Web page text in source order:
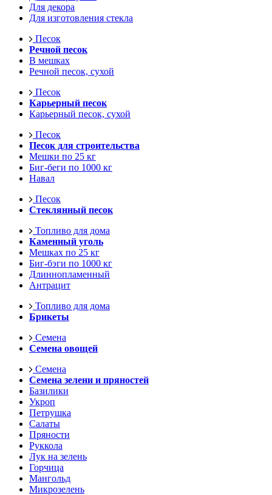
Для декора
Для изготовления стекла
Песок
Речной песок
В мешках
Речной песок, сухой
Песок
Карьерный песок
Карьерный песок, сухой
Песок
Песок для строительства
Мешки по 25 кг
Биг-беги по 1000 кг
Навал
Песок
Стеклянный песок
Топливо для дома
Каменный уголь
Мешках по 25 кг
Биг-бэги по 1000 кг
Длиннопламенный
Антрацит
Топливо для дома
Брикеты
Семена
Семена овощей
Семена
Семена зелени и пряностей
Базилики
Укроп
Петрушка
Салаты
Пряности
Руккола
Лук на зелень
Горчица
Мангольд
Микрозелень